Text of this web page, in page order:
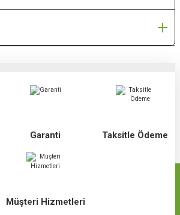
Garanti Taksitle Ödeme
Müşteri Hizmetleri